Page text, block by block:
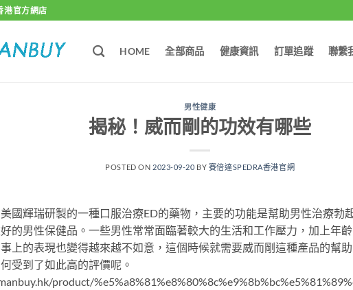
港官方網店
HOME 全部商品 健康資訊 訂單追蹤 聯繫
男性健康
揭秘！威而剛的功效有哪些
POSTED ON 2023-09-20 BY 賽倍達SPEDRA香港官網
國輝瑞研製的一種口服治療ED的藥物，主要的功能是幫助男性治療勃
的男性保健品。一些男性常常面臨著較大的生活和工作壓力，加上年
上的表現也變得越來越不如意，這個時候就需要威而剛這種產品的幫
受到了如此高的評價呢。
product/